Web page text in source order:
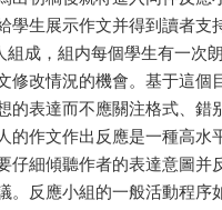
學生展示作文并得到讀者支
成，組内每個學生有一次
修改情況的機會。基于這個
的表達而不應關注格式、錯
的作文作出反應是一種高水
仔細傾聽作者的表達意圖并
。反應小組的一般活動程序